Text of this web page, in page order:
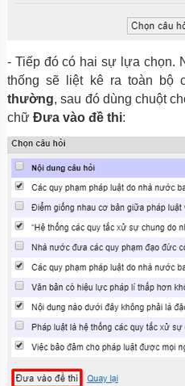
- Tiếp đó có hai sự lựa chọn.
thống sẽ liệt kê ra toàn bộ
thường, sau đó dùng chuột
chữ Đưa vào đề thi: